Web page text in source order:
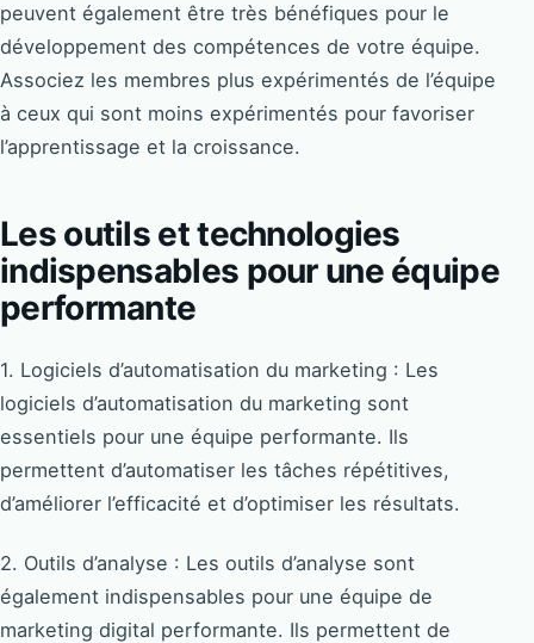
peuvent également être très bénéfiques pour le
développement des compétences de votre équipe.
Associez les membres plus expérimentés de l’équipe
à ceux qui sont moins expérimentés pour favoriser
l’apprentissage et la croissance.
Les outils et technologies
indispensables pour une équipe
performante
1. Logiciels d’automatisation du marketing : Les
logiciels d’automatisation du marketing sont
essentiels pour une équipe performante. Ils
permettent d’automatiser les tâches répétitives,
d’améliorer l’efficacité et d’optimiser les résultats.
2. Outils d’analyse : Les outils d’analyse sont
également indispensables pour une équipe de
marketing digital performante. Ils permettent de